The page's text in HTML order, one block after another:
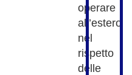
operare
all’estero
nel
rispetto
delle